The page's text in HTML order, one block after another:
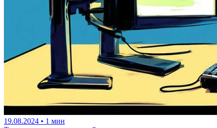
19.08.2024 • 1 мин